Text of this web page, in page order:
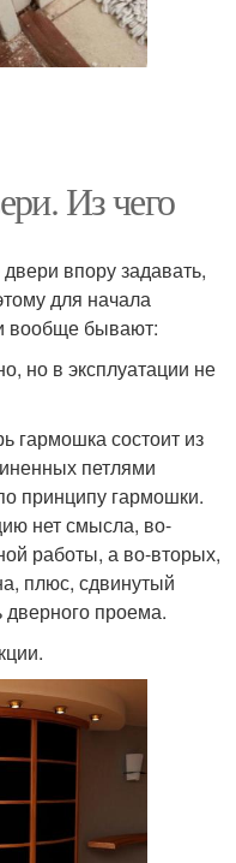
Из чего
впору задавать,
для начала
вообще бывают:
но в эксплуатации не
гармошка состоит из
петлями
принципу гармошки.
нет смысла, во-
работы, а во-вторых,
плюс, сдвинутый
дверного проема.